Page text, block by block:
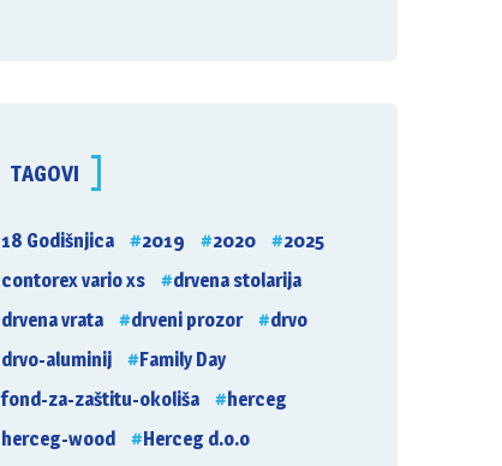
TAGOVI
18 Godišnjica 2019 2020
2025
contorex vario xs
drvena stolarija
drvena vrata
drveni prozor
drvo
drvo-aluminij
Family Day
fond-za-zaštitu-okoliša
herceg
herceg-wood
Herceg d.o.o